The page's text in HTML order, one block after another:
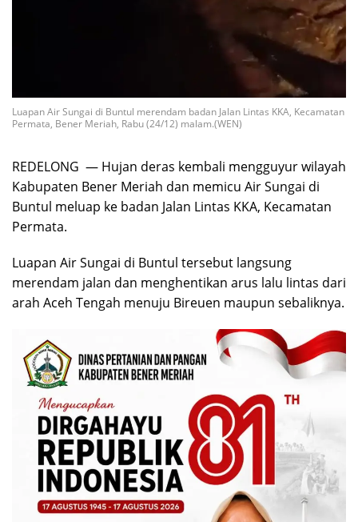
Luapan Air Sungai di Buntul merendam badan Jalan Lintas KKA, Kecamatan
Permata, Bener Meriah, Rabu (24/12) malam.(WEN)
REDELONG — Hujan deras kembali mengguyur wilayah
Kabupaten Bener Meriah dan memicu Air Sungai di
Buntul meluap ke badan Jalan Lintas KKA, Kecamatan
Permata.
Luapan Air Sungai di Buntul tersebut langsung
merendam jalan dan menghentikan arus lalu lintas dari
arah Aceh Tengah menuju Bireuen maupun sebaliknya.